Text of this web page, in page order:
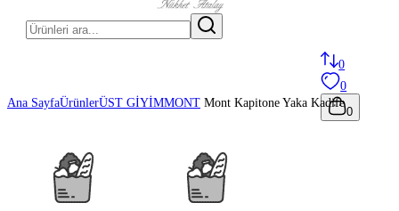
0
0
0
Ana SayfaÜrünlerÜST GİYİMMONT Mont Kapitone Yaka Kadife